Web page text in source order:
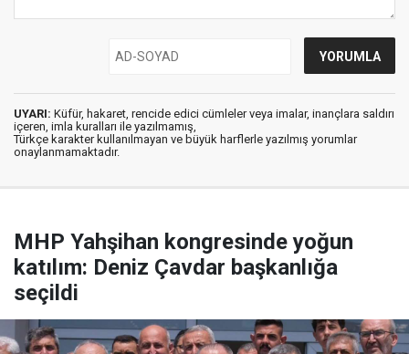
UYARI: Küfür, hakaret, rencide edici cümleler veya imalar, inançlara saldırı
içeren, imla kuralları ile yazılmamış,
Türkçe karakter kullanılmayan ve büyük harflerle yazılmış yorumlar
onaylanmamaktadır.
MHP Yahşihan kongresinde yoğun
katılım: Deniz Çavdar başkanlığa
seçildi